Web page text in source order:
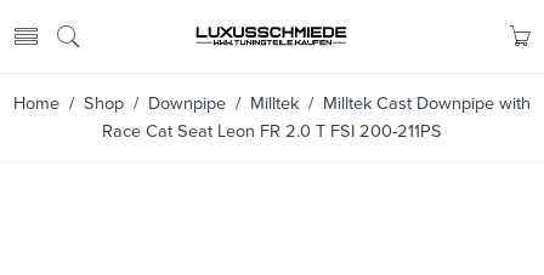
Home / Shop / Downpipe / Milltek / Milltek Cast Downpipe with
Race Cat Seat Leon FR 2.0 T FSI 200-211PS